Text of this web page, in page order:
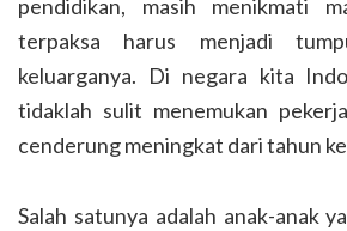
pendidikan, masih menikmati
terpaksa harus menjadi
keluarganya. Di negara kita
tidaklah sulit menemukan
cenderung meningkat dari tahun
Salah satunya adalah anak-anak